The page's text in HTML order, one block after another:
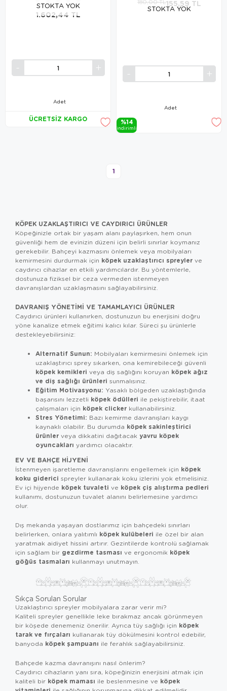
STOKTA YOK
Adet
1.602,44 TL
ÜCRETSIZ KARGO
STOKTA YOK
Adet
155,59 TL
180,00 TL
%14
i̇ndi̇ri̇mli̇
1
KÖPEK UZAKLAŞTIRICI VE CAYDIRICI ÜRÜNLER
Köpeğinizle ortak bir yaşam alanı paylaşırken, hem onun
güvenliği hem de evinizin düzeni için belirli sınırlar koymanız
gerekebilir. Bahçeyi kazmasını önlemek veya mobilyaları
kemirmesini durdurmak için köpek uzaklaştırıcı spreyler ve
caydırıcı cihazlar en etkili yardımcılardır. Bu yöntemlerle,
dostunuza fiziksel bir ceza vermeden istenmeyen
davranışlardan uzaklaşmasını sağlayabilirsiniz.
DAVRANIŞ YÖNETIMI VE TAMAMLAYICI ÜRÜNLER
Caydırıcı ürünleri kullanırken, dostunuzun bu enerjisini doğru
yöne kanalize etmek eğitimi kalıcı kılar. Süreci şu ürünlerle
destekleyebilirsiniz:
Alternatif Sunun: Mobilyaları kemirmesini önlemek için
uzaklaştırıcı sprey sıkarken, ona kemirebileceği güvenli
köpek kemikleri veya diş sağlığını koruyan köpek ağız
ve diş sağlığı ürünleri sunmalısınız.
Eğitim Motivasyonu: Yasaklı bölgeden uzaklaştığında
başarısını lezzetli köpek ödülleri ile pekiştirebilir, itaat
çalışmaları için köpek clicker kullanabilirsiniz.
Stres Yönetimi: Bazı kemirme davranışları kaygı
kaynaklı olabilir. Bu durumda köpek sakinleştirici
ürünler veya dikkatini dağıtacak yavru köpek
oyuncakları yardımcı olacaktır.
EV VE BAHÇE HIJYENI
İstenmeyen işaretleme davranışlarını engellemek için köpek
koku giderici spreyler kullanarak koku izlerini yok etmelisiniz.
Ev içi hijyende köpek tuvaleti ve köpek çiş alıştırma pedleri
kullanımı, dostunuzun tuvalet alanını belirlemesine yardımcı
olur.
Dış mekanda yaşayan dostlarımız için bahçedeki sınırları
belirlerken, onlara yalıtımlı köpek kulübeleri ile özel bir alan
yaratmak aidiyet hissini artırır. Gezintilerde kontrolü sağlamak
için sağlam bir gezdirme tasması ve ergonomik köpek
göğüs tasmaları kullanmayı unutmayın.
Sıkça Sorulan Sorular
Uzaklaştırıcı spreyler mobilyalara zarar verir mi?
Kaliteli spreyler genellikle leke bırakmaz ancak görünmeyen
bir köşede denemeniz önerilir. Ayrıca tüy sağlığı için köpek
tarak ve fırçaları kullanarak tüy dökülmesini kontrol edebilir,
banyoda köpek şampuanı ile ferahlık sağlayabilirsiniz.
Bahçede kazma davranışını nasıl önlerim?
Caydırıcı cihazların yanı sıra, köpeğinizin enerjisini atmak için
kaliteli bir köpek maması ile beslenmesine ve köpek